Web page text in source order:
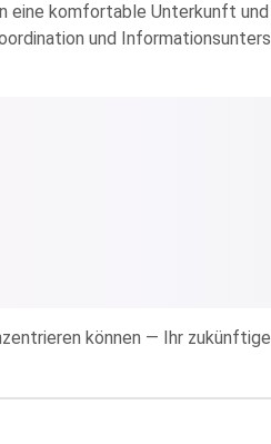
eine komfortable Unterkunft
und
können — Ihr